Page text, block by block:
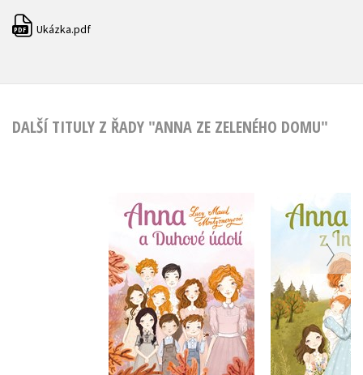
PDF Ukázka.pdf
DALŠÍ TITULY Z ŘADY "ANNA ZE ZELENÉHO DOMU"
Anna a Duhové údolí
Lucy Maud
Montgomeryová
Do košíku
Anna z
Lucy
Do